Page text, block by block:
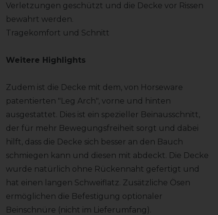
Verletzungen geschützt und die Decke vor Rissen
bewahrt werden.
Tragekomfort und Schnitt
Weitere Highlights
Zudem ist die Decke mit dem, von Horseware
patentierten "Leg Arch", vorne und hinten
ausgestattet. Dies ist ein spezieller Beinausschnitt,
der für mehr Bewegungsfreiheit sorgt und dabei
hilft, dass die Decke sich besser an den Bauch
schmiegen kann und diesen mit abdeckt. Die Decke
wurde natürlich ohne Rückennaht gefertigt und
hat einen langen Schweiflatz. Zusätzliche Ösen
ermöglichen die Befestigung optionaler
Beinschnüre (nicht im Lieferumfang).